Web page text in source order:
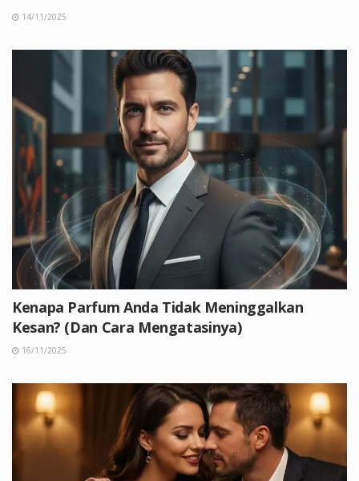
14/11/2025
Kenapa Parfum Anda Tidak Meninggalkan
Kesan? (Dan Cara Mengatasinya)
16/11/2025